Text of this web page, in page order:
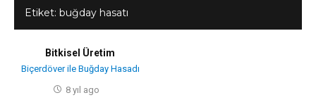
Etiket: buğday hasatı
Bitkisel Üretim
Biçerdöver ile Buğday Hasadı
8 yıl ago